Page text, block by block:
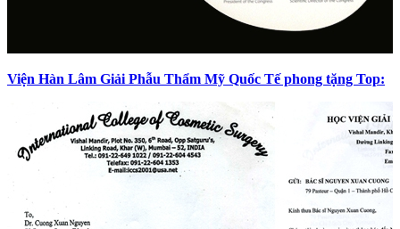
Viện Hàn Lâm Giải Phẫu Thẩm Mỹ Quốc Tế phong tặng Top: